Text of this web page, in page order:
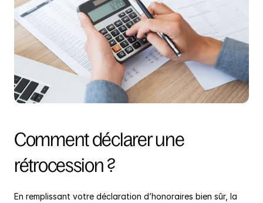
Comment déclarer une
rétrocession ?
En remplissant votre déclaration d’honoraires bien sûr, la